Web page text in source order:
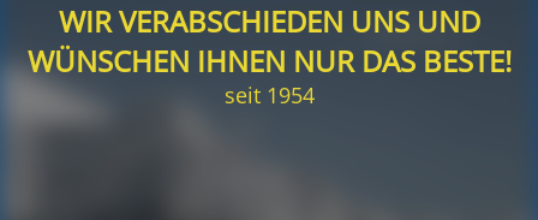
WIR VERABSCHIEDEN UNS UND
WÜNSCHEN IHNEN NUR DAS BESTE!
seit 1954